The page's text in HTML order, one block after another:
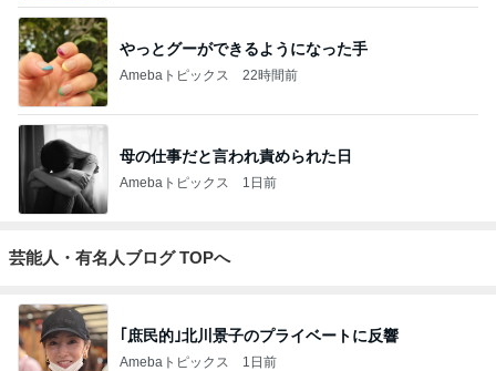
やっとグーができるようになった手
Amebaトピックス 22時間前
母の仕事だと言われ責められた日
Amebaトピックス 1日前
芸能人・有名人ブログ TOPへ
｢庶民的｣北川景子のプライベートに反響
Amebaトピックス 1日前